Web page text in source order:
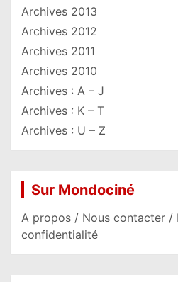
Archives 2013
Archives 2012
Archives 2011
Archives 2010
Archives : A – J
Archives : K – T
Archives : U – Z
Sur Mondociné
A propos / Nous contacter /
confidentialité